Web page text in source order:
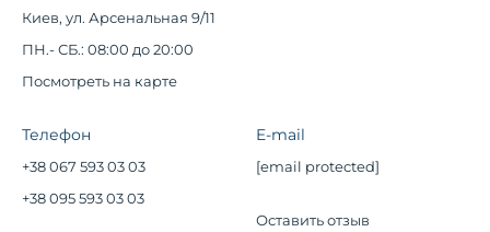
Киев, ул. Арсенальная 9/11
ПН.- СБ.: 08:00 до 20:00
Посмотреть на карте
Телефон
+38 067 593 03 03
+38 095 593 03 03
E-mail
[email protected]
Оставить отзыв